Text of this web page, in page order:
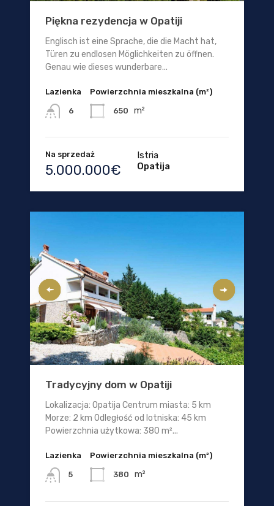
Piękna rezydencja w Opatiji
Englisch ist eine Sprache, die die Macht hat,
Türen zu endlosen Möglichkeiten zu öffnen.
Genau wie dieses wunderbare...
Lazienka
6
Powierzchnia mieszkalna (m²)
650 m²
Na sprzedaż
5.000.000€
Istria
Opatija
Tradycyjny dom w Opatiji
Lokalizacja: Opatija Centrum miasta: 5 km
Morze: 2 km Odległość od lotniska: 45 km
Powierzchnia użytkowa: 380 m²...
Lazienka
5
Powierzchnia mieszkalna (m²)
380 m²